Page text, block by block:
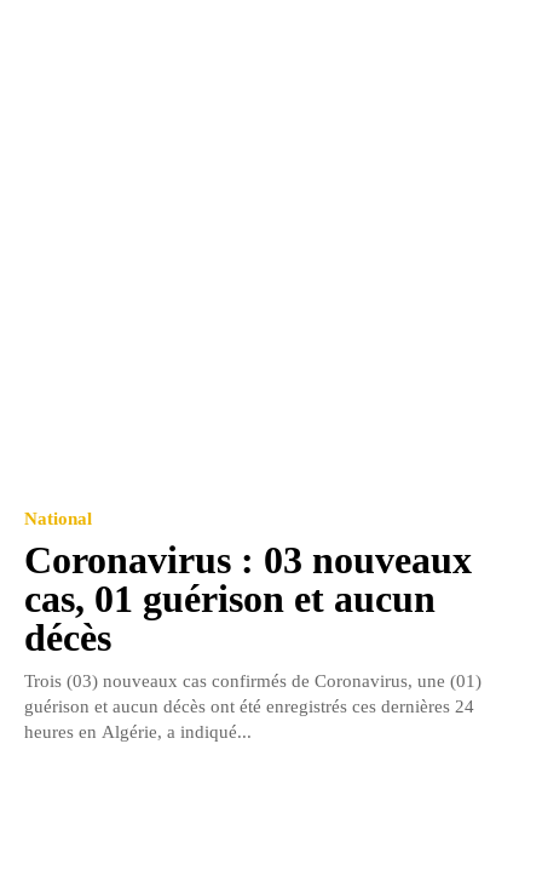
National
Coronavirus : 03 nouveaux
cas, 01 guérison et aucun
décès
Trois (03) nouveaux cas confirmés de Coronavirus, une (01)
guérison et aucun décès ont été enregistrés ces dernières 24
heures en Algérie, a indiqué...